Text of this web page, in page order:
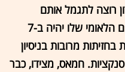
רוצה לתגמל אותם
במדינה פלסטינית. אין ספק שהיום הלאומי שלו יהיה ב-7
מרובות בניסיון
חמאס, מצידו, כבר